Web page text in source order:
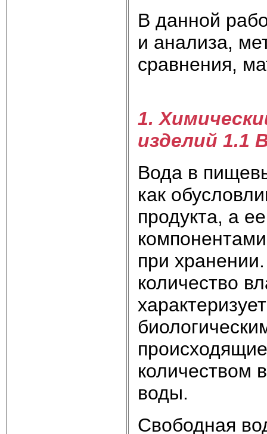
В данной
и анализа,
сравнения,
1.
изделий 1.1
Вода в
как
продукта, а
при
количество
количеством
воды.
Свободная